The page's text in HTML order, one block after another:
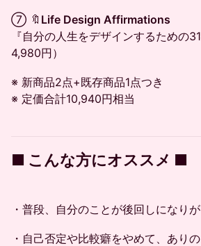
⑦ 🔖​ Life Design Affirmations
『自分の人生をデザインするための
4,980円）
※ 新商品2点+既存商品1点つき
※ 定価合計10,940円相当
■ こんな方にオススメ ■
・普段、自分のことが後回しになり
・自己否定や比較癖をやめて、あり